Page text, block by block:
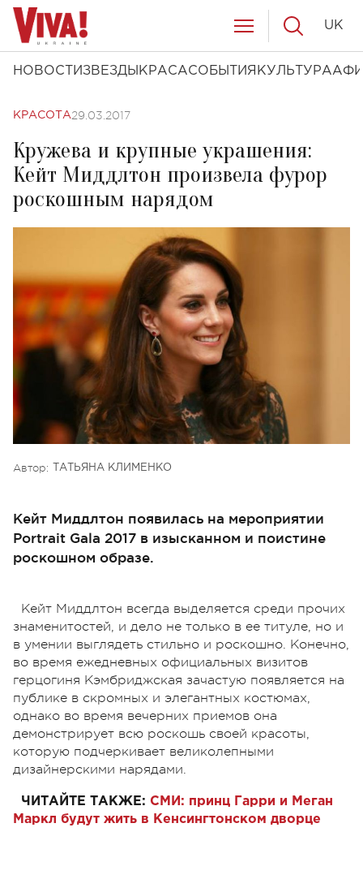
НОВОСТИ ЗВЕЗДЫ КРАСАСОБЫТИЯ КУЛЬТУРА
UK
КРАСОТА29.03.2017
Кружева и крупные украшения:
Кейт Миддлтон произвела фурор
роскошным нарядом
Автор: ТАТЬЯНА КЛИМЕНКО
Кейт Миддлтон появилась на мероприятии
Portrait Gala 2017 в изысканном и поистине
роскошном образе.
Кейт Миддлтон всегда выделяется среди прочих
знаменитостей, и дело не только в ее титуле, но и
в умении выглядеть стильно и роскошно. Конечно,
во время ежедневных официальных визитов
герцогиня Кэмбриджская зачастую появляется на
публике в скромных и элегантных костюмах,
однако во время вечерних приемов она
демонстрирует всю роскошь своей красоты,
которую подчеркивает великолепными
дизайнерскими нарядами.
ЧИТАЙТЕ ТАКЖЕ: СМИ: принц Гарри и Меган
Маркл будут жить в Кенсингтонском дворце